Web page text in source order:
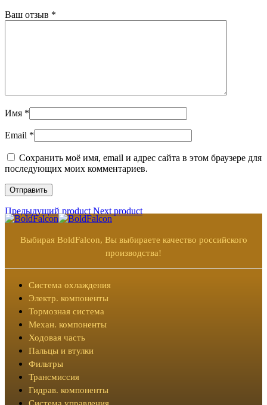
Ваш отзыв *
Имя *
Email *
Сохранить моё имя, email и адрес сайта в этом браузере для
последующих моих комментариев.
Предыдущий product Next product
Выбирая BoldFalcon, Вы выбираете качество российского
производства!
Система охлаждения
Электр. компоненты
Тормозная система
Механ. компоненты
Ходовая часть
Пальцы и втулки
Фильтры
Трансмиссия
Гидрав. компоненты